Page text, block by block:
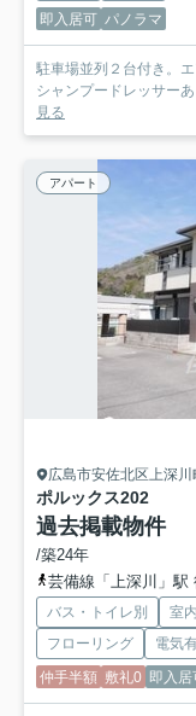
即入居可 パノラマ
駐車場並列２台付き。
シャンプードレッサー
見る
アパート
広島市安佐北区上深川
ポルックス202
過去掲載物件
/築24年
芸備線「上深川」駅
バス・トイレ別 室
フローリング
電気
仲手半額 敷礼0 即入居